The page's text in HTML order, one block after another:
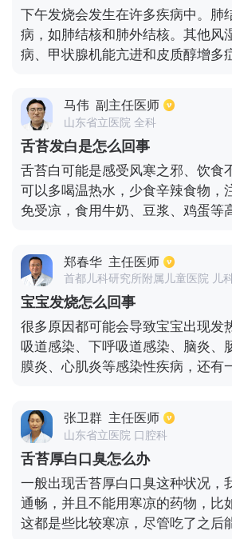
话，那就是饮食积滞引起的舌苔厚
吃一些健胃消食的食物来改善症状
的消食导滞治疗。
下午发烧会发生在许多疾病中。肺
病，如肺结核和肺外结核。其他风
病、甲状腺机能亢进和皮质醇增多
因。如果是由结核病感染引起的结
和标准化的抗结核治疗；如果是风
引起的发热，则需要对特定的风湿
行规范、系统的治疗，明确特定的
性治疗，从而达到良好的治疗效果
马伟 副主任医师
山东省立医院 全科
舌苔发白是怎么回事
舌苔白可能是感受风寒之邪、饮食
可以多喝温热水，少食辛辣食物，
免受凉，食用牛奶、豆浆、鸡蛋等
郑春华 主任医师
首都儿科研究所附属儿童医院 儿
宝宝发烧怎么回事
很多原因都可能会导致宝宝出现发
吸道感染、下呼吸道感染、脑炎、
膜炎、心肌炎等感染性疾病，还有
染性疾病比较常见的就是病毒性感
染、衣原体感染、细菌感染、真菌
引起宝宝发热的原因一般都是比较
常见的原因就是呼吸道感染或者病
宝长时间发热的话，那就需要尽快
采取有效的退热处理措施。
张卫群 主任医师
山东省立医院 口腔科
舌苔厚白口臭怎么办
一般出现舌苔厚白口臭这种状况，
通畅，并且不能用寒凉的药物，比
这都是些比较寒凉，尽管吃了之后